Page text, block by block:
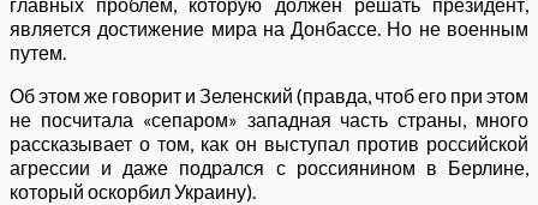
главных проблем, которую должен решать президент,
является достижение мира на Донбассе. Но не военным
путем.
Об этом же говорит и Зеленский (правда, чтоб его при этом
не посчитала «сепаром» западная часть страны, много
рассказывает о том, как он выступал против российской
агрессии и даже подрался с россиянином в Берлине,
который оскорбил Украину).